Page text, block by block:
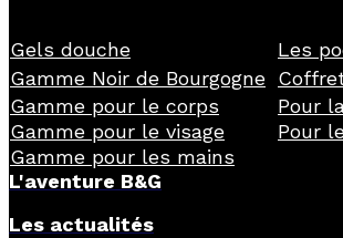
Gels douche
Les
Gamme Noir de Bourgogne
Gamme pour le corps
Pour
Gamme pour le visage
Pour
Gamme pour les mains
L'aventure B&G
Les actualités